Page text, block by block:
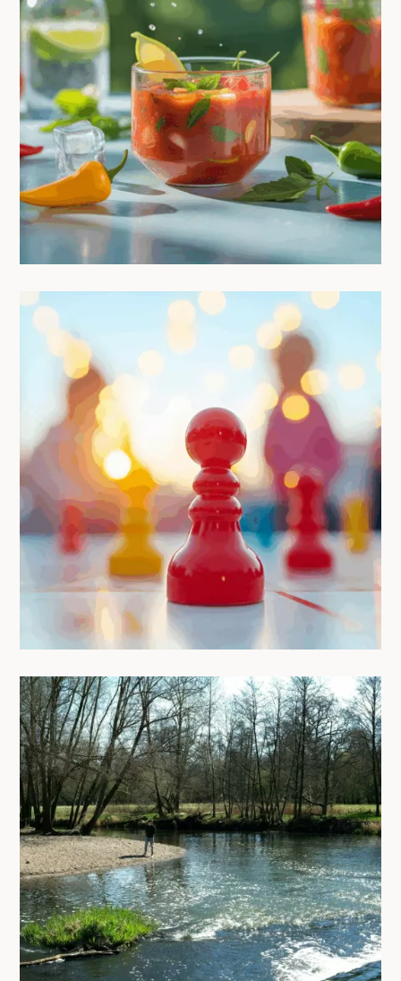
Soupes froides & gazpachos : 5
recettes d’été rafraîchissantes
02/07/2025
Jeux et animations d’été en coliving :
20 idées rafraîchissantes
30/06/2025
Où se rafraîchir à Nantes pendant les
grosses chaleurs ? Notre top 9 des
lieux cools !
27/06/2025